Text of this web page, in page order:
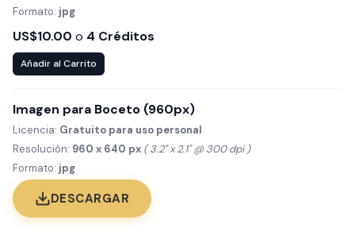
Formato: jpg
US$10.00 o 4 Créditos
Añadir al Carrito
Imagen para Boceto (960px)
Licencia: Gratuito para uso personal
Resolución: 960 x 640 px ( 3.2" x 2.1" @ 300 dpi )
Formato: jpg
DESCARGAR